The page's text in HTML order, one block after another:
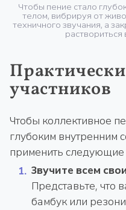
Чтобы пение стало
телом, вибрируя от
техничного звучания, а
участников
Чтобы коллективное
глубоким внутренним
применить
Звучите всем
Представьте, что
бамбук или